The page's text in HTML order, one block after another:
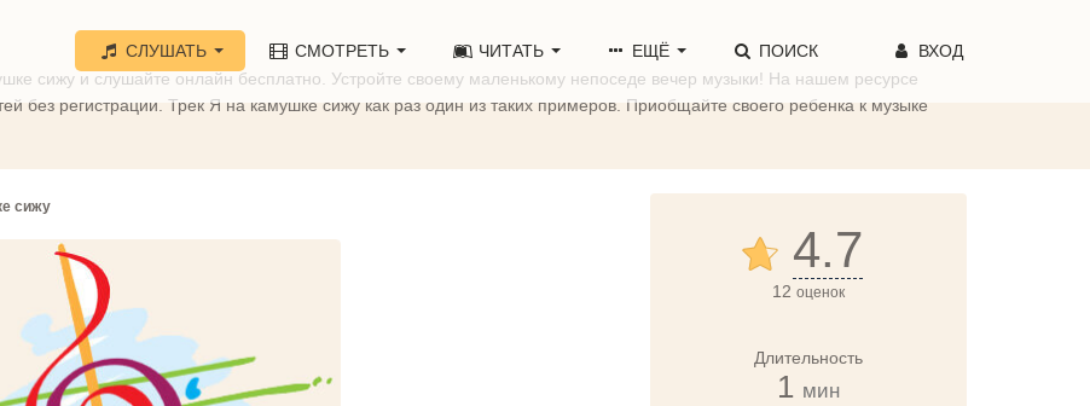
СЛУШАТЬ СМОТРЕТЬ ЧИТАТЬ ЕЩЁ ПОИСК ВХОД
сижу и слушайте онлайн бесплатно. Устройте своему маленькому непоседе вечер музыки! На нашем ресурсе
без регистрации. Трек Я на камушке сижу как раз один из таких примеров. Приобщайте своего ребенка к музыке
сижу
4.7
12 оценок
Длительность
1 мин